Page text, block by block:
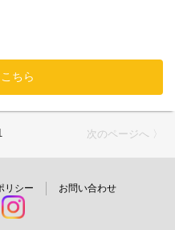
誰でも短期間で美味しいオ
新人で安心！
ちら
次のページへ 〉
リシー お問い合わせ